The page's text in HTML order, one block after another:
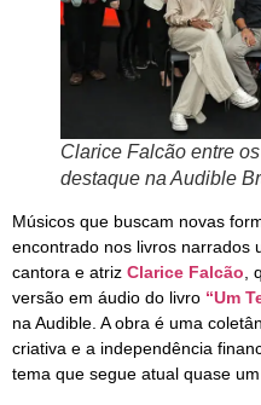
Clarice Falcão entre
destaque na Audible
Músicos que buscam novas
encontrado nos livros narrados
cantora e atriz Clarice Falcão
versão em áudio do livro “Um
na Audible. A obra é uma
criativa e a independência
tema que segue atual quase